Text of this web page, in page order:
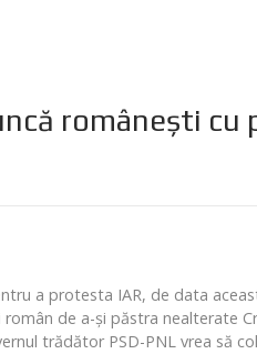
românești cu
a protesta IAR, de data
de a-și păstra nealterate
trădător PSD-PNL vrea să